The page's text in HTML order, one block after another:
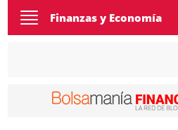
Toggle
navigation
Finanzas y Economía